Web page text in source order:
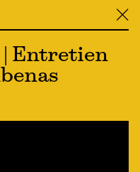
╳
Entretien